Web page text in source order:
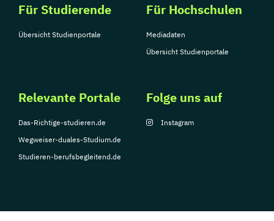
Für Studierende
Übersicht Studienportale
Für Hochschulen
Mediadaten
Übersicht Studienportale
Relevante Portale
Das-Richtige-studieren.de
Wegweiser-duales-Studium.de
Studieren-berufsbegleitend.de
Folge uns auf
Instagram